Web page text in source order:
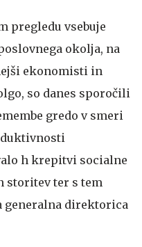
pregledu vsebuje
okolja, na
ekonomisti in
so danes sporočili
gredo v smeri
h krepitvi socialne
storitev ter s tem
generalna direktorica